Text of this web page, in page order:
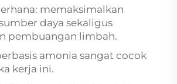
memaksimalkan
daya sekaligus
pembuangan limbah.
amonia sangat cocok
kerja ini.